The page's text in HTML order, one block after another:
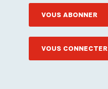
VOUS ABONNER
VOUS CONNECTER